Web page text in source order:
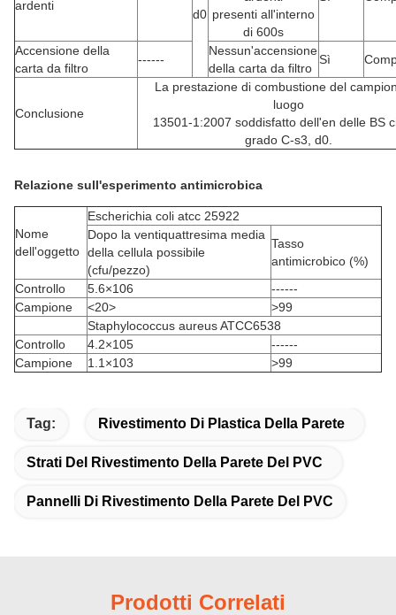
ardenti
d0 presenti all'interno
di 600s
Accensione della
carta da filtro
------
Nessun'accensione
della carta da filtro
Sì
Conclusione
La prestazione di combustione del
luogo
13501-1:2007 soddisfatto dell'en delle BS
grado C-s3, d0.
Relazione sull'esperimento antimicrobica
Nome
dell'oggetto
Escherichia coli atcc 25922
Dopo la ventiquattresima media
della cellula possibile
(cfu/pezzo)
Tasso
antimicrobico (%)
Controllo
5.6×106
------
Campione
<20> >99
Staphylococcus aureus ATCC6538
Controllo
4.2×105
------
Campione
1.1×103 >99
Tag: Rivestimento Di Plastica Della Parete
Strati Del Rivestimento Della Parete Del PVC
Pannelli Di Rivestimento Della Parete Del PVC
Prodotti Correlati